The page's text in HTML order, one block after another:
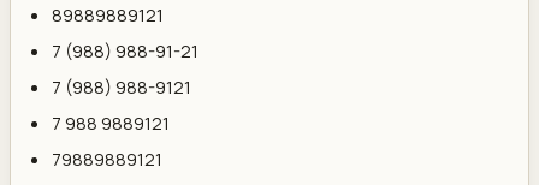
89889889121
7 (988) 988-91-21
7 (988) 988-9121
7 988 9889121
79889889121